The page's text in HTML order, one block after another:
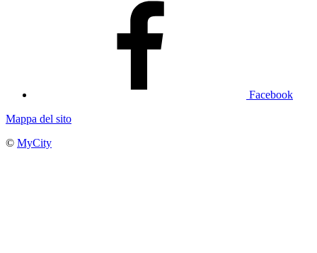
Facebook
Mappa del sito
© MyCity